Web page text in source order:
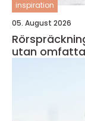
inspiration
05. August 2026
utan